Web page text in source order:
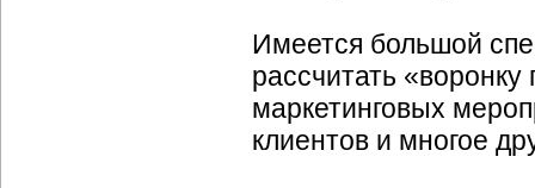
Имеется большой
рассчитать
маркетинговых
клиентов и многое